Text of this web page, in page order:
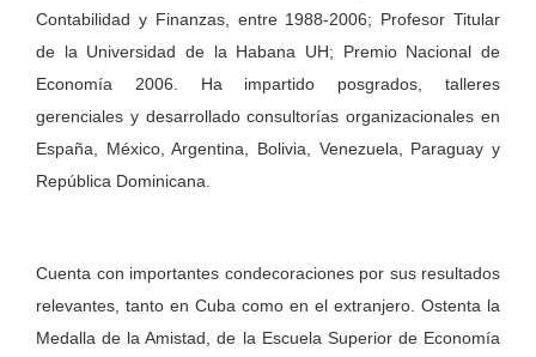
Contabilidad y Finanzas, entre 1988-2006; Profesor Titular
de la Universidad de la Habana UH; Premio Nacional de
Economía 2006. Ha impartido posgrados, talleres
gerenciales y desarrollado consultorías organizacionales en
España, México, Argentina, Bolivia, Venezuela, Paraguay y
República Dominicana.
Cuenta con importantes condecoraciones por sus resultados
relevantes, tanto en Cuba como en el extranjero. Ostenta la
Medalla de la Amistad, de la Escuela Superior de Economía